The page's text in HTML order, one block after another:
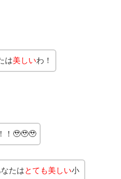
は美しいわ！
！🥹🥹🥹
たはとても美しい小